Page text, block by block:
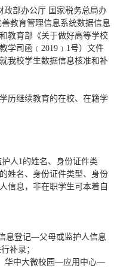
政部办公厅 国家税务总局办
教育管理信息系统数据信息
教育部《关于做好高等学校
学司函﹝2019﹞1号）文件
我校学生数据信息核准和补
历继续教育的在校、在籍学
人1的姓名、身份证件类
姓名、身份证件类型、身份
信息，非在职学生可本着自
息登记—父母或监护人信息
补录；
华中大微校园—应用中心—